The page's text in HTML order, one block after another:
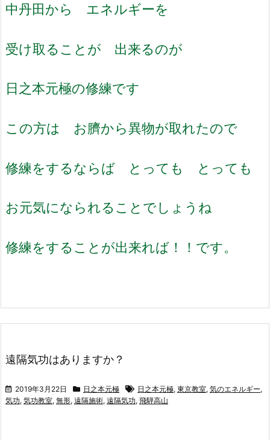
中丹田から エネルギーを
受け取ることが 出来るのが
日之本元極の修練です
この方は お臍から異物が取れたので
修練をするならば とっても とっても
お元気になられることでしょうね
修練をすることが出来れば！！です。
遠隔気功はありますか？
2019年3月22日 日之本元極 日之本元極, 東京教室, 気のエネルギー,
気功, 気功教室, 無形, 遠隔施術, 遠隔気功, 飛騨高山